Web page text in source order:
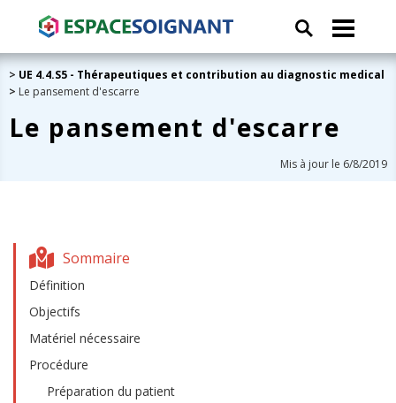
> UE 4.4.S5 - Thérapeutiques et contribution au diagnostic medical
> Le pansement d'escarre
Le pansement d'escarre
Mis à jour le 6/8/2019
Sommaire
Définition
Objectifs
Matériel nécessaire
Procédure
Préparation du patient